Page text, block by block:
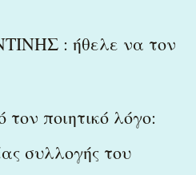
: ήθελε να τον
ποιητικό λόγο:
συλλογής του